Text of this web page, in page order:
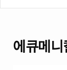
에큐메